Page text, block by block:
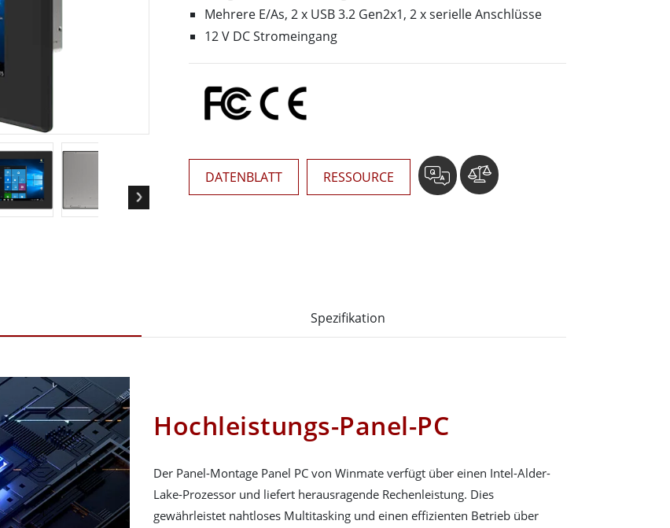
Panel-PCs für das Gesundheitswesen
Display für das Gesundheitswesen
More
ATEX-Klasse
Handheld
KI-Computer
Edge-KI-Mobilität
Edge AI Panel-PCs
Edge-KI-Computing
Edelstahlqualität
Mehrere E/As, 2 x USB 3.2 Gen2x1, 2 x serielle Anschlüsse
12 V DC Stromeingang
DATENBLATT RESSOURCE
Spezifikation
Hochleistungs-Panel-PC
Der Panel-Montage Panel PC von Winmate verfügt über einen Intel-Alder-
Lake-Prozessor und liefert herausragende Rechenleistung. Dies
gewährleistet nahtloses Multitasking und einen effizienten Betrieb über